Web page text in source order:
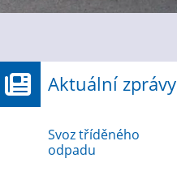
Aktuální zprávy
Svoz tříděného
odpadu